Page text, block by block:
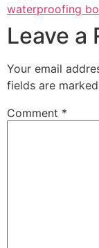
waterproofing
Leave a
Your email
fields are marked
Comment *